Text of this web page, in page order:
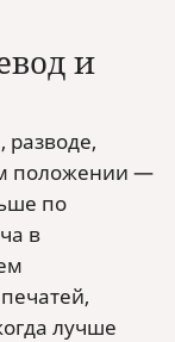
и
разводе,
положении —
по
в
лучше